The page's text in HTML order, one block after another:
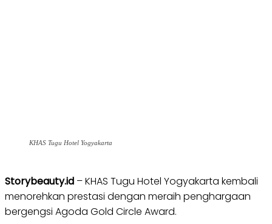
KHAS Tugu Hotel Yogyakarta
Storybeauty.id – KHAS Tugu Hotel Yogyakarta kembali
menorehkan prestasi dengan meraih penghargaan
bergengsi Agoda Gold Circle Award.